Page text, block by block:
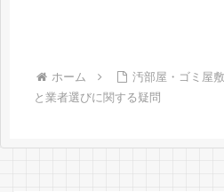
ホーム
汚部屋・ゴミ屋
と業者選びに関する疑問